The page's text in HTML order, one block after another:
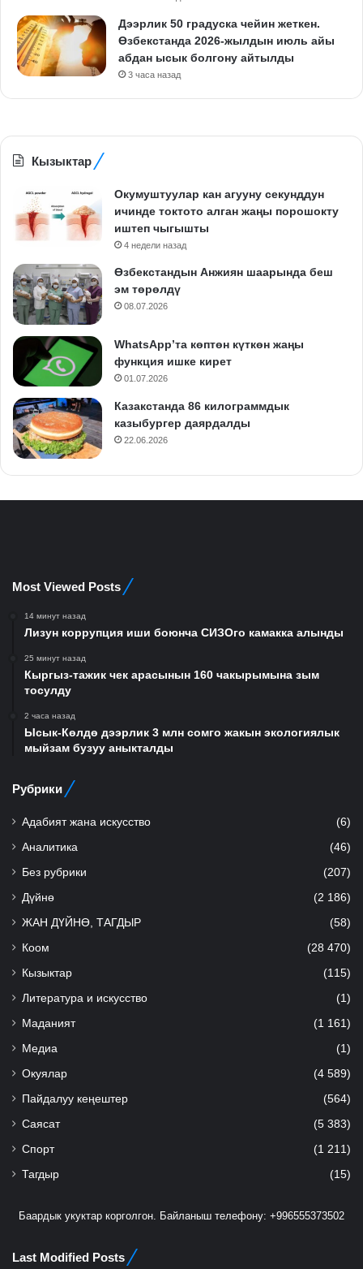
Дээрлик 50 градуска чейин жеткен.
Өзбекстанда 2026-жылдын июль айы
абдан ысык болгону айтылды
3 часа назад
Кызыктар
Окумуштуулар кан агууну секунддун
ичинде токтото алган жаңы порошокту
иштеп чыгышты
4 недели назад
Өзбекстандын Анжиян шаарында беш
эм төрөлдү
08.07.2026
WhatsApp’та көптөн күткөн жаңы
функция ишке кирет
01.07.2026
Казакстанда 86 килограммдык
казыбургер даярдалды
22.06.2026
Most Viewed Posts
14 минут назад
Лизун коррупция иши боюнча СИЗОго камакка алынды
25 минут назад
Кыргыз-тажик чек арасынын 160 чакырымына зым
тосулду
2 часа назад
Ысык-Көлдө дээрлик 3 млн сомго жакын экологиялык
мыйзам бузуу аныкталды
Рубрики
Адабият жана искусство (6)
Аналитика (46)
Без рубрики (207)
Дүйнө (2 186)
ЖАН ДҮЙНӨ, ТАГДЫР (58)
Коом (28 470)
Кызыктар (115)
Литература и искусство (1)
Маданият (1 161)
Медиа (1)
Окуялар (4 589)
Пайдалуу кеңештер (564)
Саясат (5 383)
Спорт (1 211)
Тагдыр (15)
Баардык укуктар корголгон. Байланыш телефону: +996555373502
Last Modified Posts